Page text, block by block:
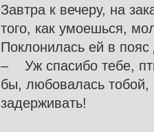
Завтра к вечеру, на
того, как умоешься,
Поклонилась ей в
– Уж спасибо тебе,
бы, любовалась
задерживать!